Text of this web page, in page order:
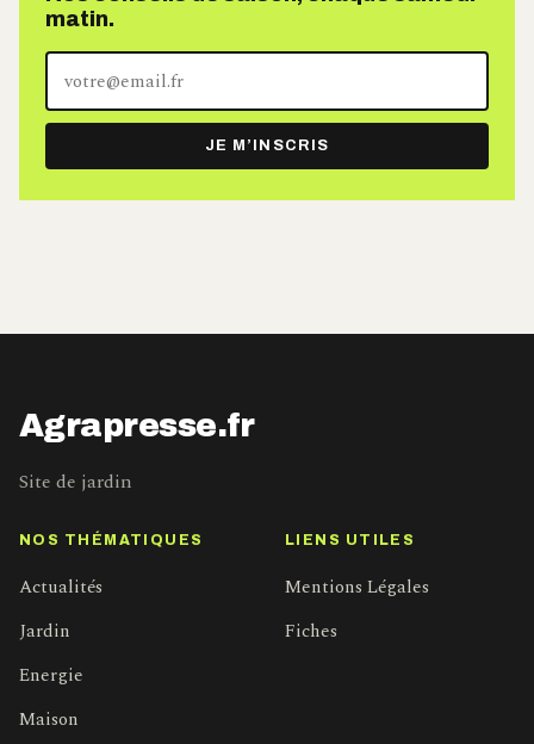
matin.
adresse
e-
mail
JE M’INSCRIS
Agrapresse.fr
Site de jardin
NOS THÉMATIQUES
Actualités
Jardin
Energie
Maison
LIENS UTILES
Mentions Légales
Fiches